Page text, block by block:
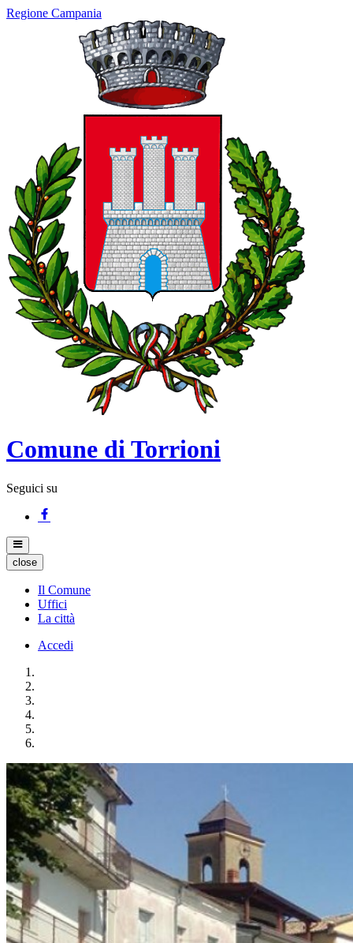
Regione Campania
Comune di Torrioni
Seguici su
close
Il Comune
Uffici
La città
Accedi